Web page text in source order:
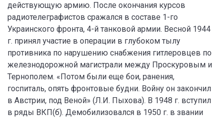
действующую армию. После окончания курсов
радиотелеграфистов сражался в составе 1-го
Украинского фронта, 4-й танковой армии. Весной 1944
г. принял участие в операции в глубоком тылу
противника по нарушению снабжения гитлеровцев по
железнодорожной магистрали между Проскуровым и
Тернополем. «Потом были еще бои, ранения,
госпиталь, опять фронтовые будни. Войну он закончил
в Австрии, под Веной» (Л.И. Пыхова). В 1948 г. вступил
в ряды ВКП(б). Демобилизовался в 1950 г. в звании